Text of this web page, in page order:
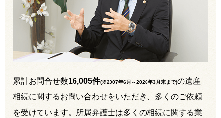
累計お問合せ数16,005件(※2007年6月～2026年3月末まで)の遺産
相続に関するお問い合わせをいただき、多くのご依頼
を受けています。所属弁護士は多くの相続に関する業